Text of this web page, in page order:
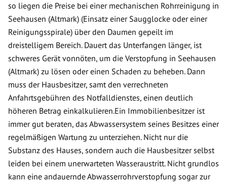
so liegen die Preise bei einer mechanischen Rohrreinigung in
Seehausen (Altmark) (Einsatz einer Saugglocke oder einer
Reinigungsspirale) über den Daumen gepeilt im
dreistelligem Bereich. Dauert das Unterfangen länger, ist
schweres Gerät vonnöten, um die Verstopfung in Seehausen
(Altmark) zu lösen oder einen Schaden zu beheben. Dann
muss der Hausbesitzer, samt den verrechneten
Anfahrtsgebühren des Notfalldienstes, einen deutlich
höheren Betrag einkalkulieren.Ein Immobilienbesitzer ist
immer gut beraten, das Abwassersystem seines Besitzes einer
regelmäßigen Wartung zu unterziehen. Nicht nur die
Substanz des Hauses, sondern auch die Hausbesitzer selbst
leiden bei einem unerwarteten Wasseraustritt. Nicht grundlos
kann eine andauernde Abwasserrohrverstopfung sogar zur